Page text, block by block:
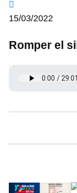
15/03/2022
Romper el